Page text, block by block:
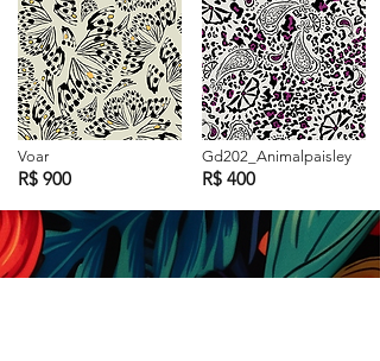
Voar
R$ 900
Gd202_Animalpaisley
R$ 400